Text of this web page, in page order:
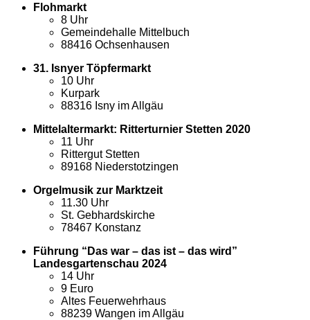
Flohmarkt
8 Uhr
Gemeindehalle Mittelbuch
88416 Ochsenhausen
31. Isnyer Töpfermarkt
10 Uhr
Kurpark
88316 Isny im Allgäu
Mittelaltermarkt: Ritterturnier Stetten 2020
11 Uhr
Rittergut Stetten
89168 Niederstotzingen
Orgelmusik zur Marktzeit
11.30 Uhr
St. Gebhardskirche
78467 Konstanz
Führung “Das war – das ist – das wird”
Landesgartenschau 2024
14 Uhr
9 Euro
Altes Feuerwehrhaus
88239 Wangen im Allgäu